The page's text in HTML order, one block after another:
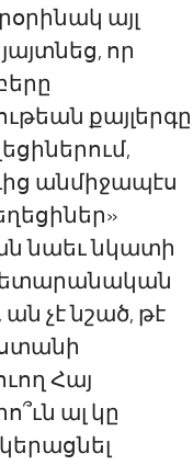
այլ
որ
քայլերգը
անմիջապէս
նաեւ նկատի
չէ նշած, թէ
Հայ
ալ կը